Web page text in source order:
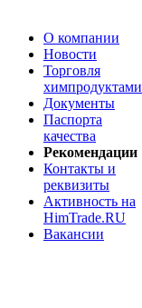
О компании
Новости
Торговля
химпродуктами
Документы
Паспорта
качества
Рекомендации
Контакты и
реквизиты
Активность на
HimTrade.RU
Вакансии